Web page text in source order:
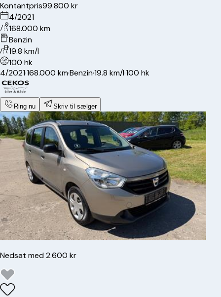
Kontantpris99.800 kr
4/2021
168.000 km
Benzin
19.8 km/l
100 hk
4/2021·168.000 km·Benzin·19.8 km/l·100 hk
Ring nu Skriv til sælger
Nedsat med 2.600 kr